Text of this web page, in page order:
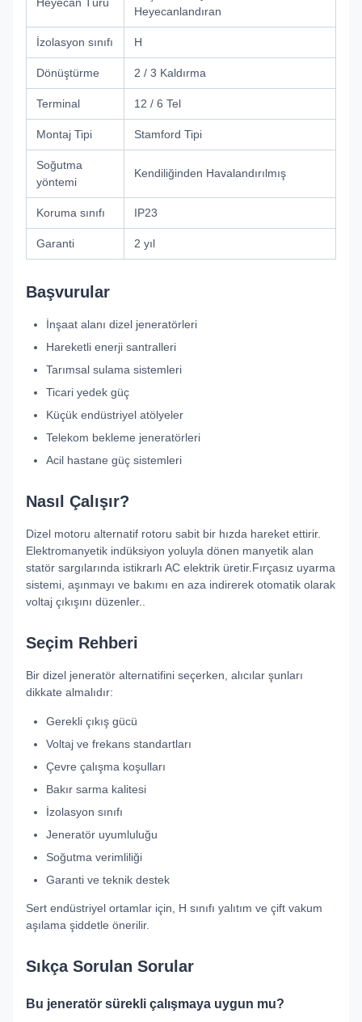
Heyecanlandıran
İzolasyon sınıfı H
Dönüştürme 2 / 3 Kaldırma
Terminal 12 / 6 Tel
Montaj Tipi Stamford Tipi
Soğutma
yöntemi
Kendiliğinden Havalandırılmış
Koruma sınıfı IP23
Garanti 2 yıl
Başvurular
İnşaat alanı dizel jeneratörleri
Hareketli enerji santralleri
Tarımsal sulama sistemleri
Ticari yedek güç
Küçük endüstriyel atölyeler
Telekom bekleme jeneratörleri
Acil hastane güç sistemleri
Nasıl Çalışır?
Dizel motoru alternatif rotoru sabit bir hızda hareket ettirir.
Elektromanyetik indüksiyon yoluyla dönen manyetik alan
statör sargılarında istikrarlı AC elektrik üretir.Fırçasız uyarma
sistemi, aşınmayı ve bakımı en aza indirerek otomatik olarak
voltaj çıkışını düzenler..
Seçim Rehberi
Bir dizel jeneratör alternatifini seçerken, alıcılar şunları
dikkate almalıdır:
Gerekli çıkış gücü
Voltaj ve frekans standartları
Çevre çalışma koşulları
Bakır sarma kalitesi
İzolasyon sınıfı
Jeneratör uyumluluğu
Soğutma verimliliği
Garanti ve teknik destek
Sert endüstriyel ortamlar için, H sınıfı yalıtım ve çift vakum
aşılama şiddetle önerilir.
Sıkça Sorulan Sorular
Bu jeneratör sürekli çalışmaya uygun mu?